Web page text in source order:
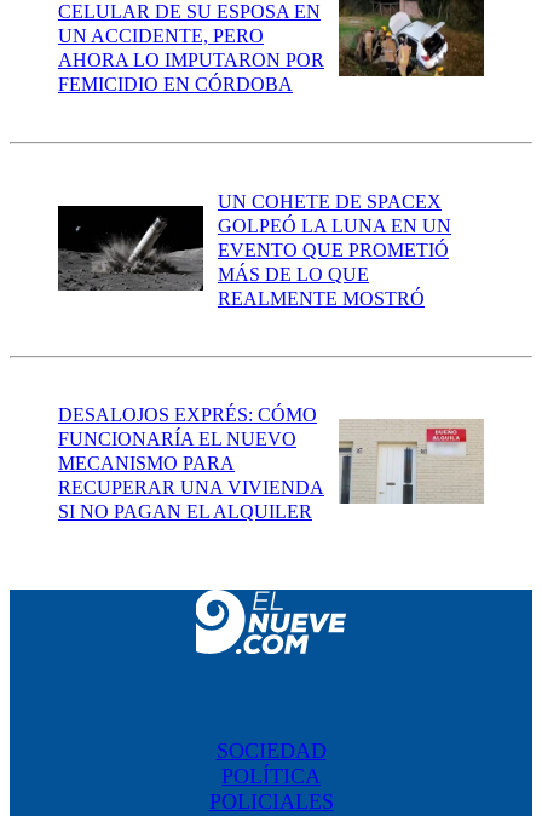
CELULAR DE SU ESPOSA EN
UN ACCIDENTE, PERO
AHORA LO IMPUTARON POR
FEMICIDIO EN CÓRDOBA
UN COHETE DE SPACEX
GOLPEÓ LA LUNA EN UN
EVENTO QUE PROMETIÓ
MÁS DE LO QUE
REALMENTE MOSTRÓ
DESALOJOS EXPRÉS: CÓMO
FUNCIONARÍA EL NUEVO
MECANISMO PARA
RECUPERAR UNA VIVIENDA
SI NO PAGAN EL ALQUILER
SOCIEDAD
POLÍTICA
POLICIALES